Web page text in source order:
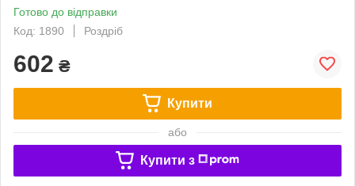
Готово до відправки
Код: 1890
Роздріб
602 ₴
Купити
або
Купити з